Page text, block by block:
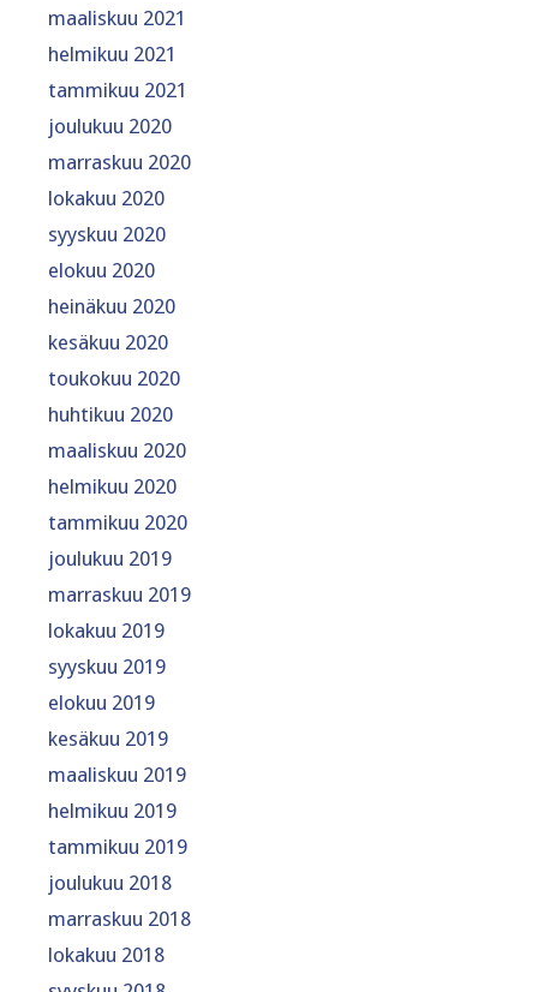
maaliskuu 2021
helmikuu 2021
tammikuu 2021
joulukuu 2020
marraskuu 2020
lokakuu 2020
syyskuu 2020
elokuu 2020
heinäkuu 2020
kesäkuu 2020
toukokuu 2020
huhtikuu 2020
maaliskuu 2020
helmikuu 2020
tammikuu 2020
joulukuu 2019
marraskuu 2019
lokakuu 2019
syyskuu 2019
elokuu 2019
kesäkuu 2019
maaliskuu 2019
helmikuu 2019
tammikuu 2019
joulukuu 2018
marraskuu 2018
lokakuu 2018